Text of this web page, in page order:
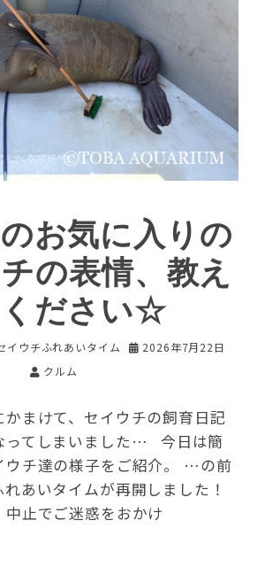
お気に入りの
の表情、教え
ださい☆
イウチふれあいタイム
2026年7月22日
クルム
まけて、セイウチの飼育日記
ってしまいました… 今日は簡
ウチ達の様子をご紹介。 …の前
あいタイムが再開しました！
止でご迷惑をおかけ